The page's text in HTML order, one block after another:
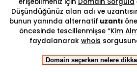
erişebilmeniz için Domain Sorgula
Düşündüğünüz alan adı ve
bunun yanında alternatif uzantı
öncesinde tescillenmişse “Kim
faydalanarak whois
Domain seçerken nelere